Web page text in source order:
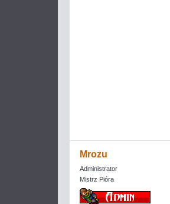
Mrozu
Administrator
Mistrz Pióra